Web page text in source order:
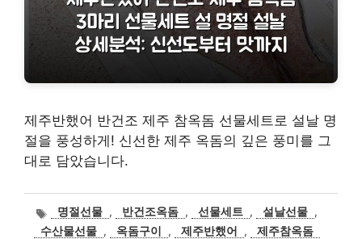
제주반했어 반건조 제주 참옥돔 선물세트로 설날 명
절을 풍성하게! 신선한 제주 옥돔의 깊은 풍미를 그
대로 담았습니다.
태
그
명절선물 , 반건조옥돔 , 선물세트 , 설날선물 ,
수산물선물 , 옥돔구이 , 제주반했어 , 제주참옥돔